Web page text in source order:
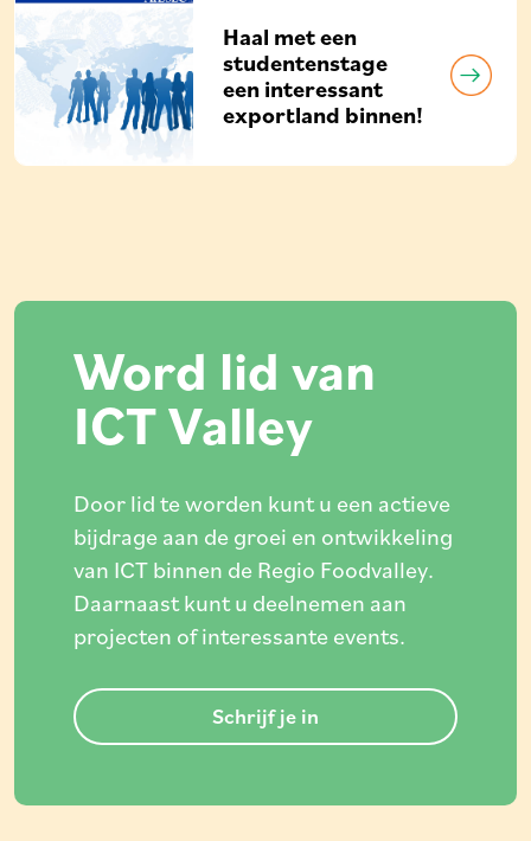
Haal met een
studentenstage
een interessant
exportland binnen!
Word lid van
ICT Valley
Door lid te worden kunt u een actieve
bijdrage aan de groei en ontwikkeling
van ICT binnen de Regio Foodvalley.
Daarnaast kunt u deelnemen aan
projecten of interessante events.
Schrijf je in